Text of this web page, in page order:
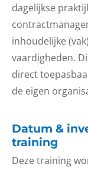
dagelijkse
inhoudelijke
vaardigheden.
direct
de eigen
Datum &
training
Deze training